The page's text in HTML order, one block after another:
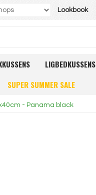
Lookbook
LIGBEDKUSSENS
SUPER SUMMER SALE
- Panama black